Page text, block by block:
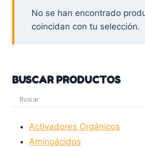
No se han encontrado
coincidan con tu selección.
BUSCAR PRODUCTOS
Activadores Orgánicos
Aminoácidos